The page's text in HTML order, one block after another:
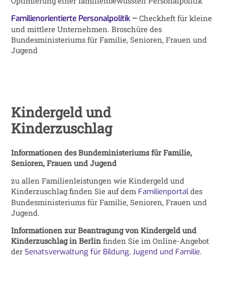
Familienorientierte Personalpolitik– Checkheft für kleine
und mittlere Unternehmen. Broschüre des
Bundesministeriums für Familie, Senioren, Frauen und
Jugend
Kindergeld und
Kinderzuschlag
Informationen des Bundeministeriums für Familie,
Senioren, Frauen und Jugend
zu allen Familienleistungen wie Kindergeld und
Kinderzuschlag finden Sie auf dem Familienportaldes
Bundesministeriums für Familie, Senioren, Frauen und
Jugend.
Informationen zur Beantragung von Kindergeld und
Kinderzuschlag in Berlinfinden Sie im Online-Angebot
der Senatsverwaltung für Bildung, Jugend und Familie.